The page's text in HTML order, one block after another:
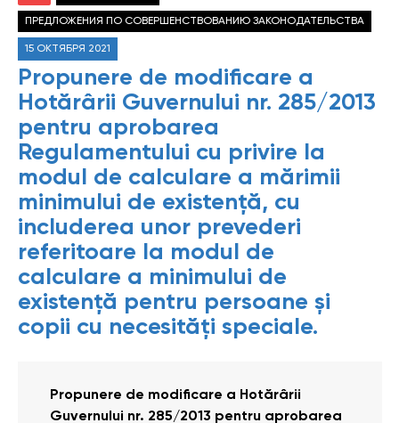
ПРЕДЛОЖЕНИЯ ПО СОВЕРШЕНСТВОВАНИЮ ЗАКОНОДАТЕЛЬСТВА
15 ОКТЯБРЯ 2021
Propunere de modificare a
Hotărârii Guvernului nr. 285/2013
pentru aprobarea
Regulamentului cu privire la
modul de calculare a mărimii
minimului de existenţă, cu
includerea unor prevederi
referitoare la modul de
calculare a minimului de
existenţă pentru persoane și
copii cu necesități speciale.
Propunere de modificare a Hotărârii
Guvernului nr. 285/2013 pentru aprobarea